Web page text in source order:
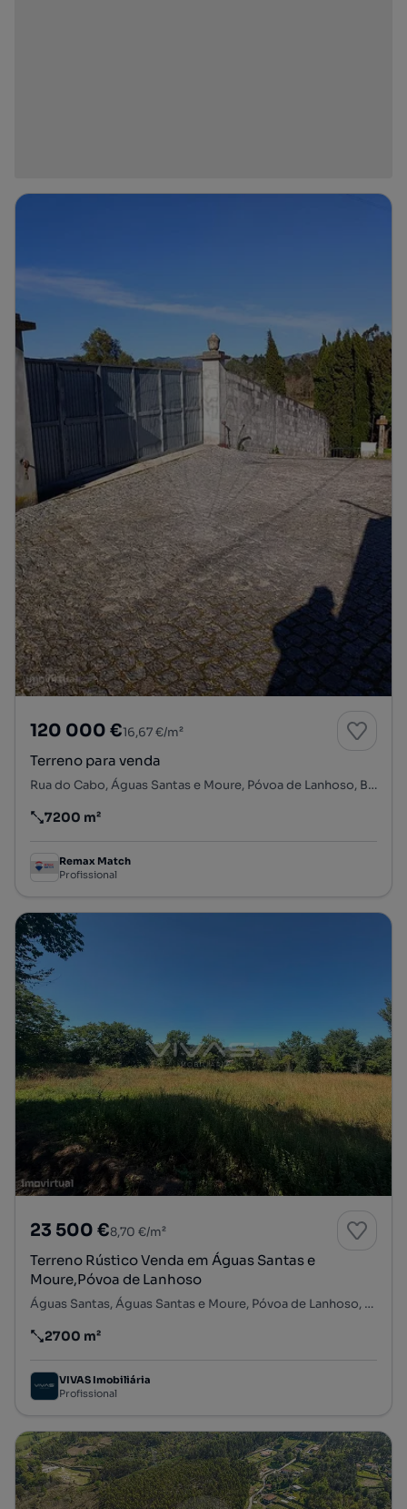
120 000 €16,67 €/m²
Terreno para venda
Rua do Cabo, Águas Santas e Moure, Póvoa de Lanhoso, Braga
Preço por metro quadrado
7200 m²
Remax Match
Profissional
23 500 €8,70 €/m²
Terreno Rústico Venda em Águas Santas e
Moure,Póvoa de Lanhoso
Águas Santas, Águas Santas e Moure, Póvoa de Lanhoso, Braga
Preço por metro quadrado
2700 m²
VIVAS Imobiliária
Profissional